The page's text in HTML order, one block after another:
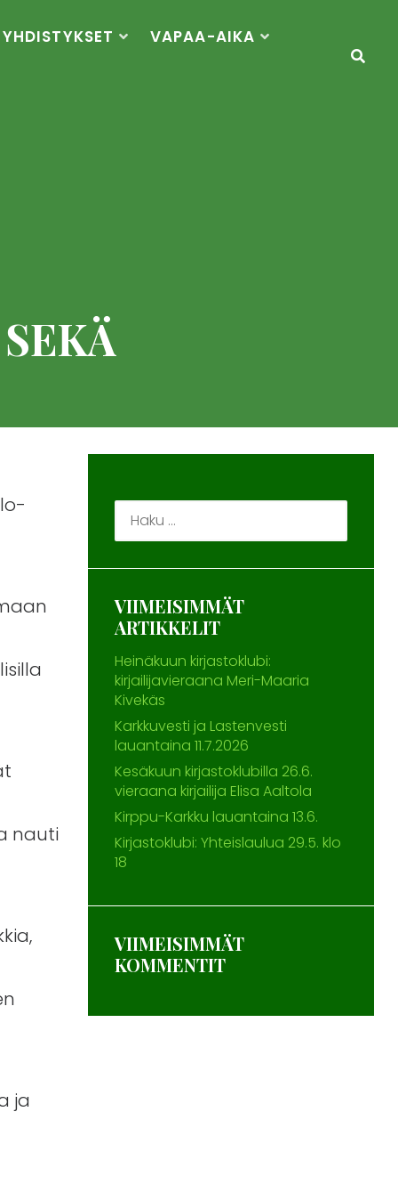
YHDISTYKSET
VAPAA-AIKA
nauti
ja
Haku:
VIIMEISIMMÄT
ARTIKKELIT
Heinäkuun kirjastoklubi:
kirjailijavieraana Meri-Maaria
Kivekäs
Karkkuvesti ja Lastenvesti
lauantaina 11.7.2026
Kesäkuun kirjastoklubilla 26.6.
vieraana kirjailija Elisa Aaltola
Kirppu-Karkku lauantaina 13.6.
Kirjastoklubi: Yhteislaulua 29.5. klo
18
VIIMEISIMMÄT
KOMMENTIT